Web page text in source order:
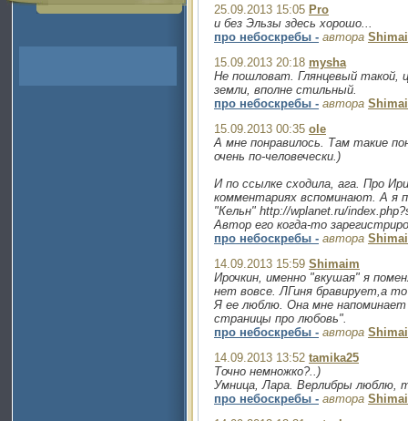
25.09.2013 15:05 Pro
и без Эльзы здесь хорошо...
про небоскребы - автора
15.09.2013 20:18 mysha
Не пошловат. Глянцевый такой,
земли, вполне стильный.
про небоскребы - автора
15.09.2013 00:35 ole
А мне понравилось. Там такие
очень по-человечески.)
И по ссылке сходила, ага. Про
комментариях вспоминают. А я
"Кельн" http://wplanet.ru/
Автор его когда-то
про небоскребы - автора
14.09.2013 15:59 Shimaim
Ирочкин, именно "вкушая" я
нет вовсе. ЛГиня бравирует,а
Я ее люблю. Она мне напоминает
страницы про любовь".
про небоскребы - автора
14.09.2013 13:52 tamika25
Точно немножко?..)
Умница, Лара. Верлибры люблю,
про небоскребы - автора